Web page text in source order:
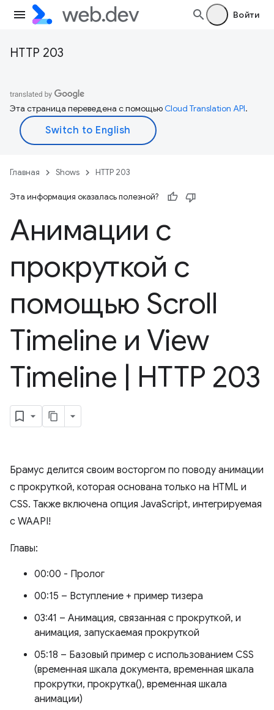
Войти
HTTP 203
Эта страница переведена с помощьюCloud Translation API.
Главная Shows HTTP 203
Эта информация оказалась полезной?
Анимации с
прокруткой с
помощью Scroll
Timeline и View
Timeline
HTTP 203
Брамус делится своим восторгом по поводу анимации
с прокруткой, которая основана только на HTML и
CSS. Также включена опция JavaScript, интегрируемая
с WAAPI!
Главы:
00:00 - Пролог
00:15 – Вступление + пример тизера
03:41 – Анимация, связанная с прокруткой, и
анимация, запускаемая прокруткой
05:18 – Базовый пример с использованием CSS
(временная шкала документа, временная шкала
прокрутки, прокрутка(), временная шкала
анимации)